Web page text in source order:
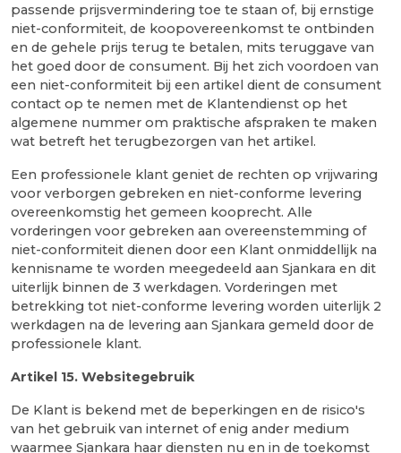
passende prijsvermindering toe te staan of, bij ernstige
niet-conformiteit, de koopovereenkomst te ontbinden
en de gehele prijs terug te betalen, mits teruggave van
het goed door de consument. Bij het zich voordoen van
een niet-conformiteit bij een artikel dient de consument
contact op te nemen met de Klantendienst op het
algemene nummer om praktische afspraken te maken
wat betreft het terugbezorgen van het artikel.
Een professionele klant geniet de rechten op vrijwaring
voor verborgen gebreken en niet-conforme levering
overeenkomstig het gemeen kooprecht. Alle
vorderingen voor gebreken aan overeenstemming of
niet-conformiteit dienen door een Klant onmiddellijk na
kennisname te worden meegedeeld aan Sjankara en dit
uiterlijk binnen de 3 werkdagen. Vorderingen met
betrekking tot niet-conforme levering worden uiterlijk 2
werkdagen na de levering aan Sjankara gemeld door de
professionele klant.
Artikel 15. Websitegebruik
De Klant is bekend met de beperkingen en de risico's
van het gebruik van internet of enig ander medium
waarmee Sjankara haar diensten nu en in de toekomst